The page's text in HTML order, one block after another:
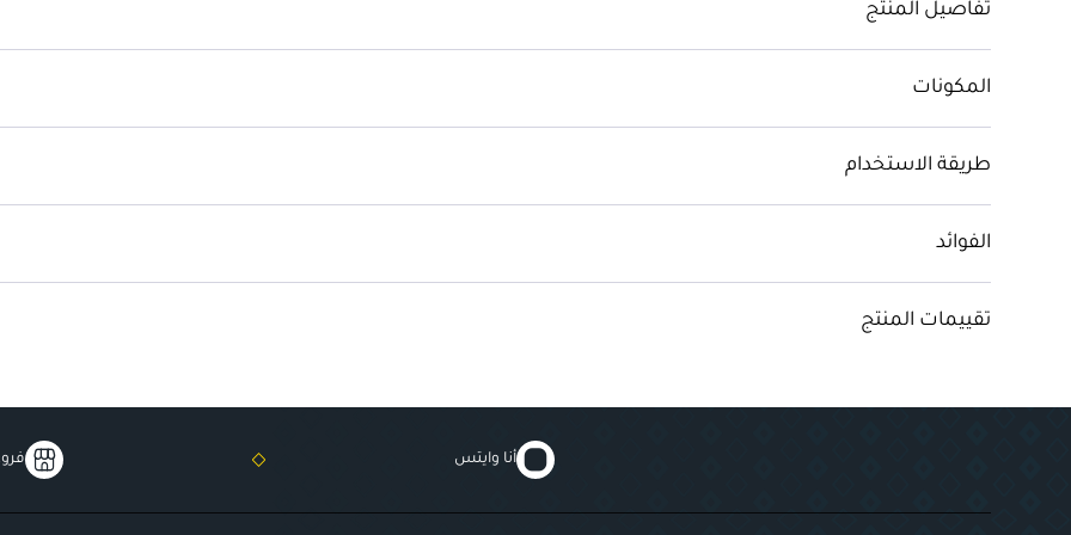
تفاصيل المنتج
المكونات
طريقة الاستخدام
الفوائد
تقييمات المنتج
أنا وايتس